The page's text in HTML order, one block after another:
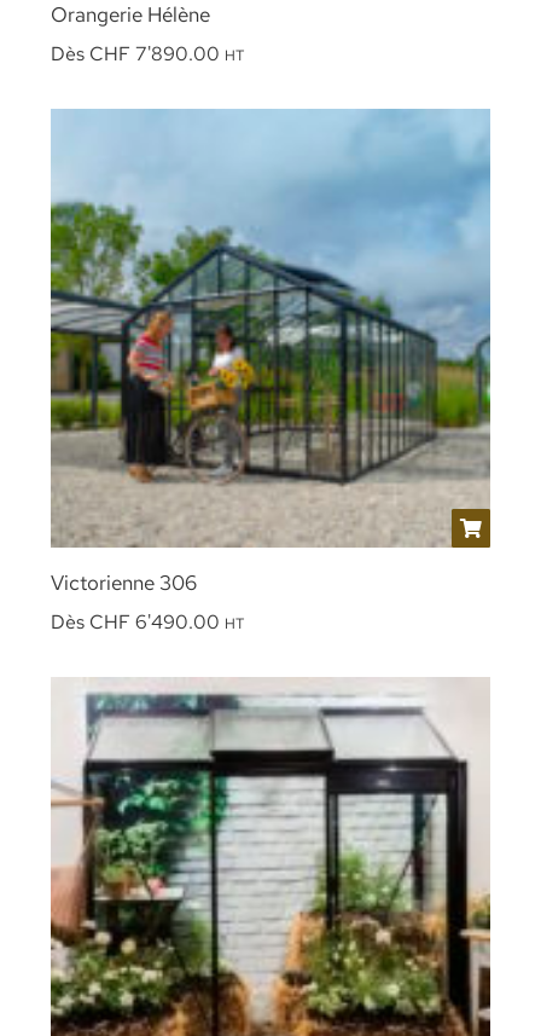
Orangerie Hélène
Dès CHF 7'890.00 HT
Victorienne 306
Dès CHF 6'490.00 HT